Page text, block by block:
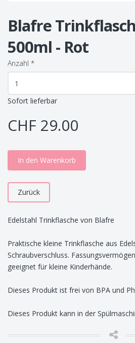
Blafre
500ml - Rot
Anzahl *
Sofort lieferbar
CHF 29.00
In den Warenkorb
Zurück
Edelstahl Trinkflasche von Blafre
Praktische kleine Trinkflasche aus
Schraubverschluss.
geeignet für kleine Kinderhände.
Dieses Produkt ist frei von BPA und
Dieses Produkt kann in der